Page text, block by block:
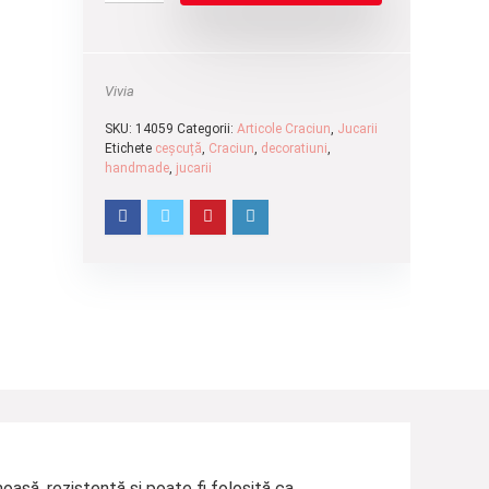
Vivia
SKU: 14059 Categorii: Articole Craciun, Jucarii
Etichete ceșcuță, Craciun, decoratiuni,
handmade, jucarii